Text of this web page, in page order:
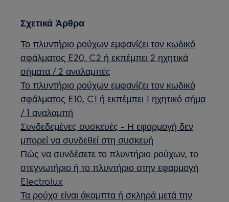
Σχετικά Άρθρα
Το πλυντήριο ρούχων εμφανίζει τον κωδικό
σφάλματος E20, C2 ή εκπέμπει 2 ηχητικά
σήματα / 2 αναλαμπές
Το πλυντήριο ρούχων εμφανίζει τον κωδικό
σφάλματος E10, C1 ή εκπέμπει 1 ηχητικό σήμα
/ 1 αναλαμπή
Συνδεδεμένες συσκευές - Η εφαρμογή δεν
μπορεί να συνδεθεί στη συσκευή
Πώς να συνδέσετε το πλυντήριο ρούχων, το
στεγνωτήριο ή το πλυντήριο στην εφαρμογή
Electrolux
Τα ρούχα είναι άκαμπτα ή σκληρά μετά την